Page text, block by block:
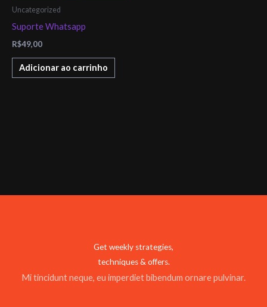
Uncategorized
Suporte Whatsapp
R$49,00
Adicionar ao carrinho
Get weekly strategies,
techniques & offers.
Mi tincidunt neque, eu imperdiet bibendum ornare pulvinar.